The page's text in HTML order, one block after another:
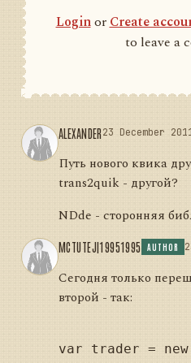
LoginorCreate
to leave a
ALEXANDER23 December
Путь нового квика
trans2quik - другой?
NDde - сторонняя
MCTUTEJ|19951995 AUTHOR
Сегодня только
второй - так:
var trader = new